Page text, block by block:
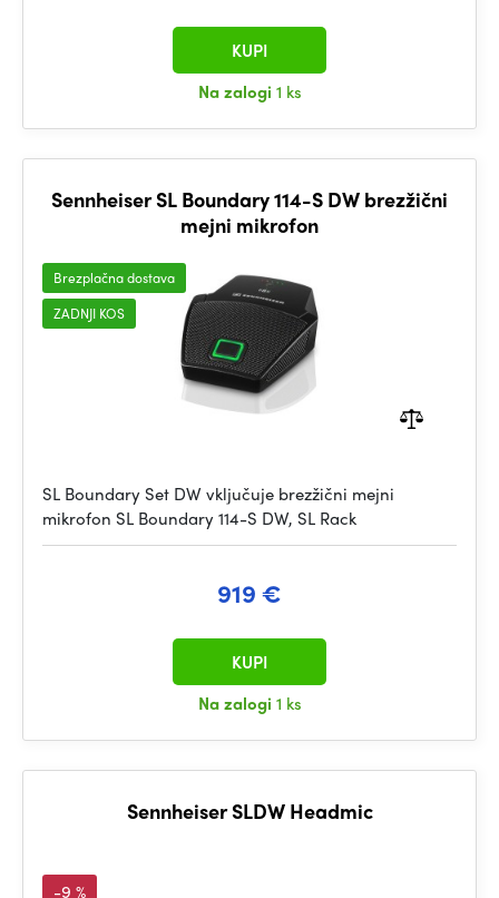
Na zalogi 1 ks
KUPI
Sennheiser SL Boundary 114-S DW brezžični
mejni mikrofon
Brezplačna dostava
ZADNJI KOS
SL Boundary Set DW vključuje brezžični mejni
mikrofon SL Boundary 114-S DW, SL Rack
919 €
Na zalogi 1 ks
KUPI
Sennheiser SLDW Headmic
-9 %